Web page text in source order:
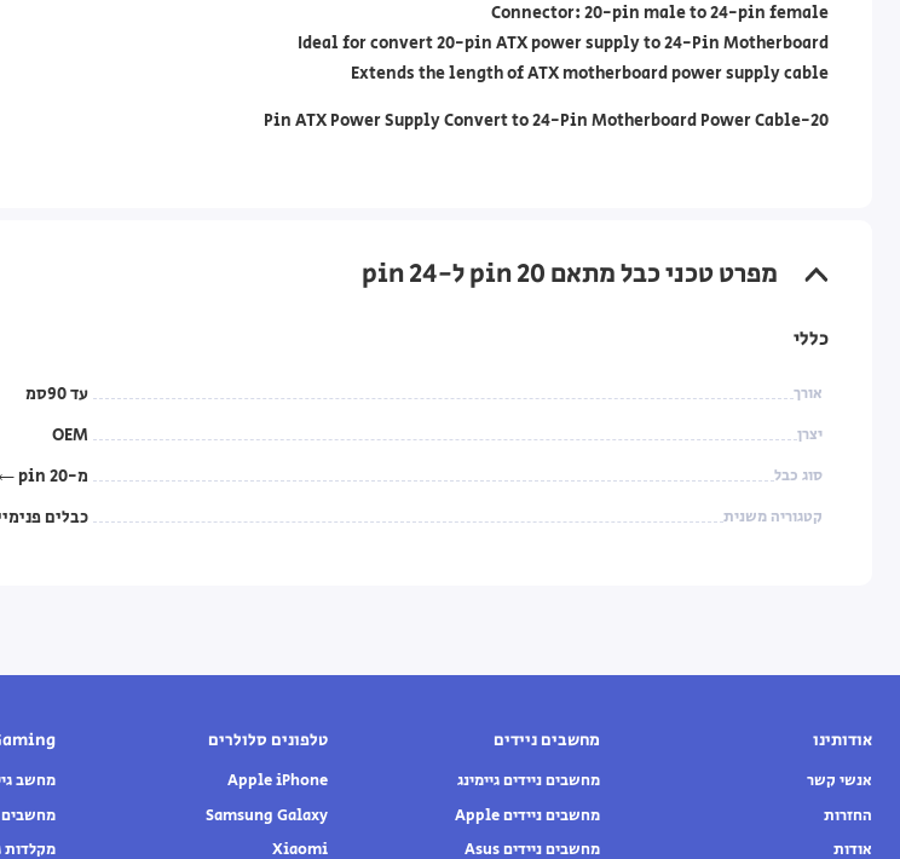
Connector: 20-pin male to 24-pin female
Ideal for convert 20-pin ATX power supply to 24-Pin Motherboard
Extends the length of ATX motherboard power supply cable
20-Pin ATX Power Supply Convert to 24-Pin Motherboard Power Cable
מפרט טכני כבל מתאם 20 pin ל-24 pin
כללי
אורך עד 90סמ
יצרן OEM
סוג כבל מ-20 pin ← ל-24 pin
קטגוריה משנית כבלים
אודותינו
אנשי קשר
החזרות
אודות
מחשבים ניידים
מחשבים ניידים גיימינג
מחשבים ניידים Apple
מחשבים ניידים Asus
טלפונים סלולרים
Apple iPhone
Samsung Galaxy
Xiaomi
מחשב
מחשבים
מקלדות